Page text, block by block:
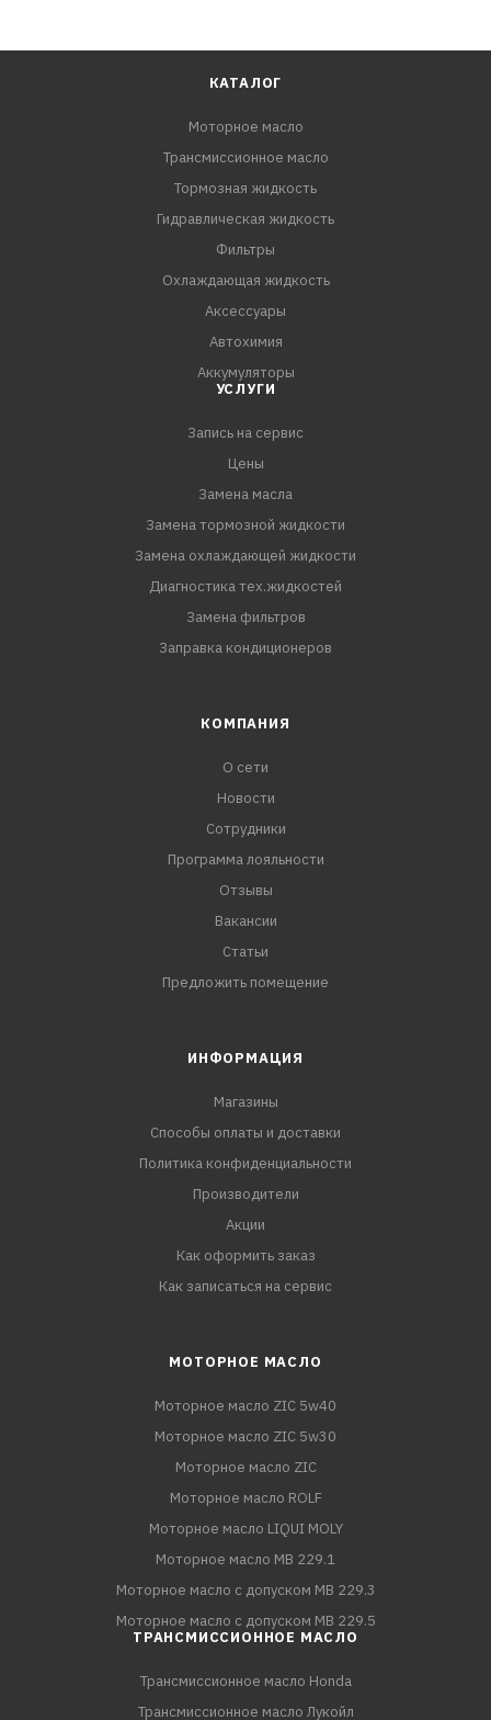
КАТАЛОГ
Моторное масло
Трансмиссионное масло
Тормозная жидкость
Гидравлическая жидкость
Фильтры
Охлаждающая жидкость
Аксессуары
Автохимия
Аккумуляторы
УСЛУГИ
Запись на сервис
Цены
Замена масла
Замена тормозной жидкости
Замена охлаждающей жидкости
Диагностика тех.жидкостей
Замена фильтров
Заправка кондиционеров
КОМПАНИЯ
О сети
Новости
Сотрудники
Программа лояльности
Отзывы
Вакансии
Статьи
Предложить помещение
ИНФОРМАЦИЯ
Магазины
Способы оплаты и доставки
Политика конфиденциальности
Производители
Акции
Как оформить заказ
Как записаться на сервис
МОТОРНОЕ МАСЛО
Моторное масло ZIC 5w40
Моторное масло ZIC 5w30
Моторное масло ZIC
Моторное масло ROLF
Моторное масло LIQUI MOLY
Моторное масло MB 229.1
Моторное масло с допуском MB 229.3
Моторное масло с допуском MB 229.5
ТРАНСМИССИОННОЕ МАСЛО
Трансмиссионное масло Honda
Трансмиссионное масло Лукойл